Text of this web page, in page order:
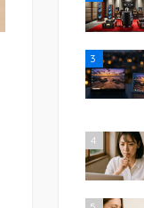
3
4